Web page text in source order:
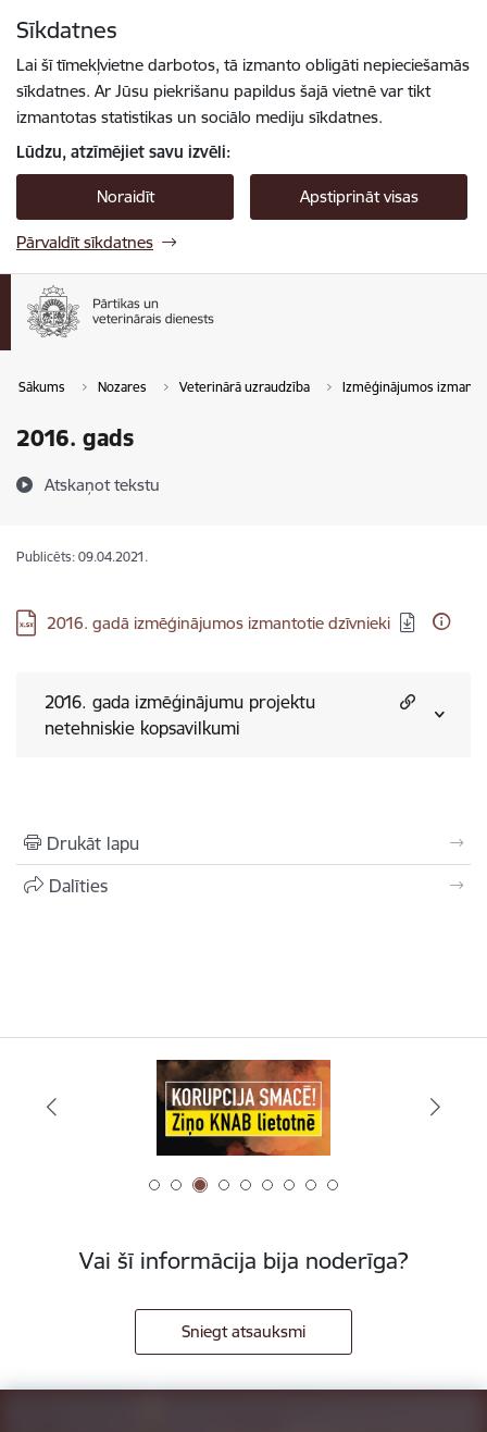
Sīkdatnes
Lai šī tīmekļvietne darbotos, tā izmanto obligāti nepieciešamās
sīkdatnes. Ar Jūsu piekrišanu papildus šajā vietnē var tikt
izmantotas statistikas un sociālo mediju sīkdatnes.
Lūdzu, atzīmējiet savu izvēli:
Noraidīt Apstiprināt visas
Pārvaldīt sīkdatnes
Sākums Nozares Veterinārā uzraudzība Izmēģinājumos
2016. gads
Atskaņot tekstu
Publicēts: 09.04.2021.
Lejupielādēt:
2016. gadā izmēģinājumos izmantotie dzīvnieki
2016. gada izmēģinājumu projektu
netehniskie kopsavilkumi
Drukāt lapu
Dalīties
Vai šī informācija bija noderīga?
Sniegt atsauksmi